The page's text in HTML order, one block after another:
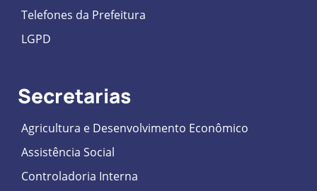
Telefones da Prefeitura
LGPD
Secretarias
Agricultura e Desenvolvimento Econômico
Assistência Social
Controladoria Interna